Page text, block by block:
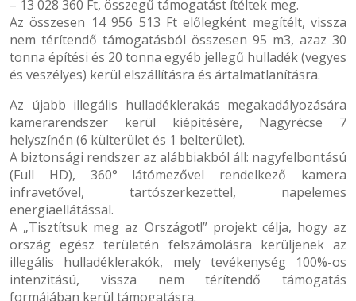
– 13 028 360 Ft, összegű támogatást ítéltek meg.
Az összesen 14 956 513 Ft előlegként megítélt, vissza
nem térítendő támogatásból összesen 95 m3, azaz 30
tonna építési és 20 tonna egyéb jellegű hulladék (vegyes
és veszélyes) kerül elszállításra és ártalmatlanításra.
Az újabb illegális hulladéklerakás megakadályozására
kamerarendszer kerül kiépítésére, Nagyrécse 7
helyszínén (6 külterület és 1 belterület).
A biztonsági rendszer az alábbiakból áll: nagyfelbontású
(Full HD), 360° látómezővel rendelkező kamera
infravetővel, tartószerkezettel, napelemes
energiaellátással.
A „Tisztítsuk meg az Országot!” projekt célja, hogy az
ország egész területén felszámolásra kerüljenek az
illegális hulladéklerakók, mely tevékenység 100%-os
intenzitású, vissza nem térítendő támogatás
formájában kerül támogatásra.